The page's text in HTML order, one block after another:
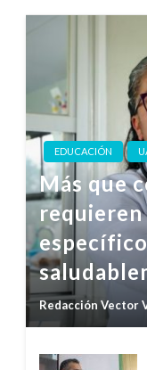
EDUCACIÓN
Más que
Redacción Vector